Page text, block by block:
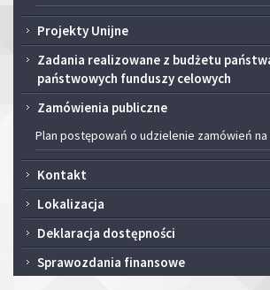
Projekty Unijne
Zadania realizowane z budżetu
państwowych funduszy celowych
Zamówienia publiczne
Plan postępowań o udzielenie zamówień na
Kontakt
Lokalizacja
Deklaracja dostępności
Sprawozdania finansowe